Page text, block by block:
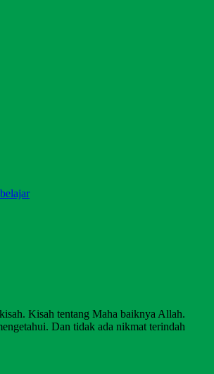
Kisah tentang Maha baiknya Allah.
Dan tidak ada nikmat terindah